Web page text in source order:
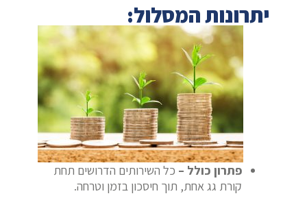
יתרונות המסלול:
פתרון כולל – כל השירותים הדרושים תחת
קורת גג אחת, תוך חיסכון בזמן וטרחה.